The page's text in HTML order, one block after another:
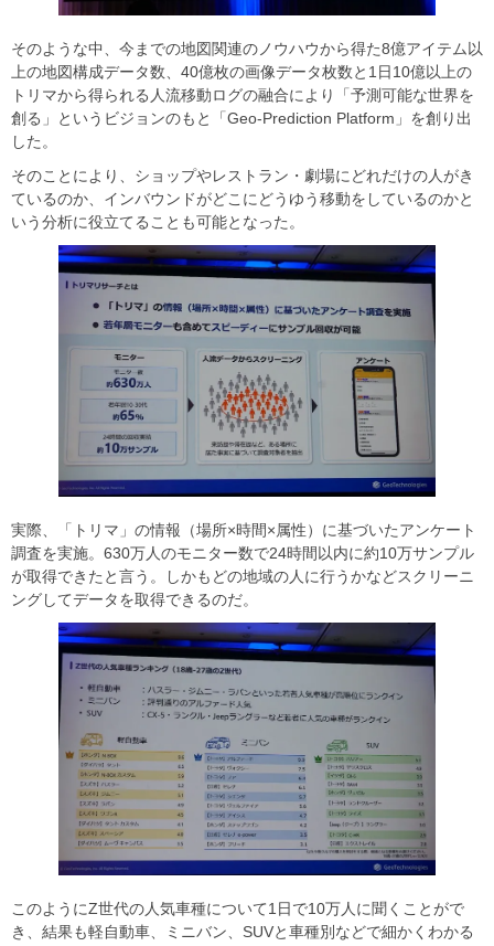
そのような中、今までの地図関連のノウハウから得た8億アイテム以
上の地図構成データ数、40億枚の画像データ枚数と1日10億以上の
トリマから得られる人流移動ログの融合により「予測可能な世界を
創る」というビジョンのもと「Geo-Prediction Platform」を創り出
した。
そのことにより、ショップやレストラン・劇場にどれだけの人がき
ているのか、インバウンドがどこにどうゆう移動をしているのかと
いう分析に役立てることも可能となった。
実際、「トリマ」の情報（場所×時間×属性）に基づいたアンケート
調査を実施。630万人のモニター数で24時間以内に約10万サンプル
が取得できたと言う。しかもどの地域の人に行うかなどスクリーニ
ングしてデータを取得できるのだ。
このようにZ世代の人気車種について1日で10万人に聞くことがで
き、結果も軽自動車、ミニバン、SUVと車種別などで細かくわかる